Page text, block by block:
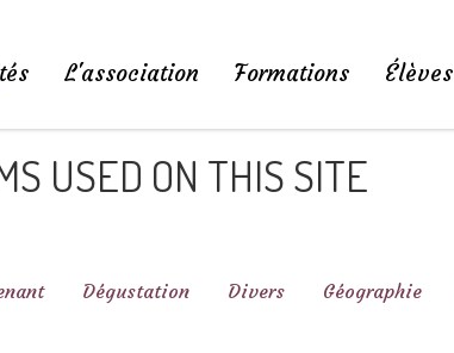
L'association Formations Élèves
USED ON THIS SITE
Dégustation Divers Géographie